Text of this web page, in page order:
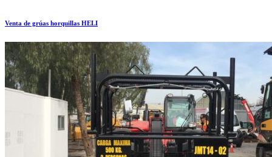
Venta de grúas horquillas HELI